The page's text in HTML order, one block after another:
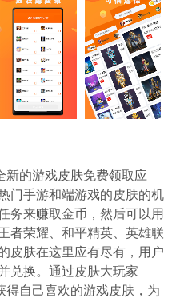
新的游戏皮肤免费领取应
门手游和端游戏的皮肤的机
务来赚取金币，然后可以用
者荣耀、和平精英、英雄联
皮肤在这里应有尽有，用户
兑换。通过皮肤大玩家
得自己喜欢的游戏皮肤，为